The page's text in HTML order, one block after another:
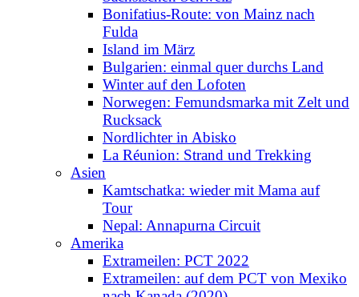
Bonifatius-Route: von Mainz nach
Fulda
Island im März
Bulgarien: einmal quer durchs Land
Winter auf den Lofoten
Norwegen: Femundsmarka mit Zelt und
Rucksack
Nordlichter in Abisko
La Réunion: Strand und Trekking
Asien
Kamtschatka: wieder mit Mama auf
Tour
Nepal: Annapurna Circuit
Amerika
Extrameilen: PCT 2022
Extrameilen: auf dem PCT von Mexiko